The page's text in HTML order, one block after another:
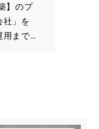
】のプ
社」を
用まで